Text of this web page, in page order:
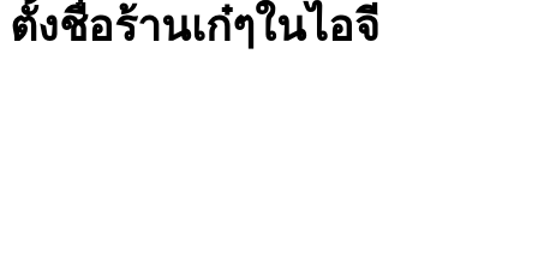
ตั้งชื่อร้านเก๋ๆในไอจี